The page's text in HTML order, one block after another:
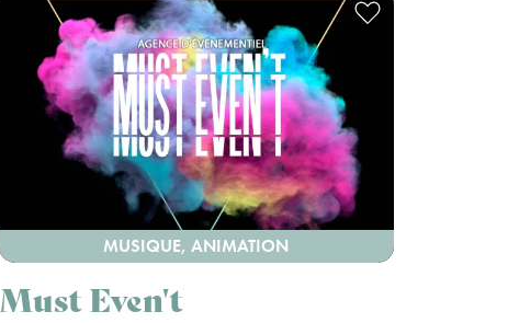
MUSIQUE, ANIMATION
Must Even't